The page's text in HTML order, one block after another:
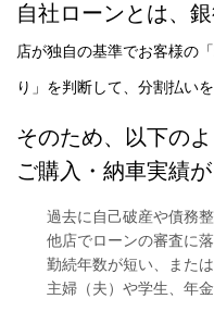
自社ローンとは、
店が独自の基準でお客様の
り」を判断して、分割払い
そのため、以下の
ご購入・納車実績が
過去に自己破産や債務
他店でローンの審査に
勤続年数が短い、また
主婦（夫）や学生、年